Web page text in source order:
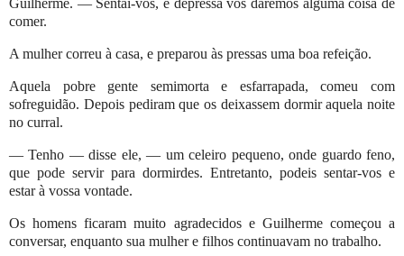
Guilherme. — Sentai-vos, e depressa vos daremos alguma coisa de
comer.
A mulher correu à casa, e preparou às pressas uma boa refeição.
Aquela pobre gente semimorta e esfarrapada, comeu com
sofreguidão. Depois pediram que os deixassem dormir aquela noite
no curral.
— Tenho — disse ele, — um celeiro pequeno, onde guardo feno,
que pode servir para dormirdes. Entretanto, podeis sentar-vos e
estar à vossa vontade.
Os homens ficaram muito agradecidos e Guilherme começou a
conversar, enquanto sua mulher e filhos continuavam no trabalho.